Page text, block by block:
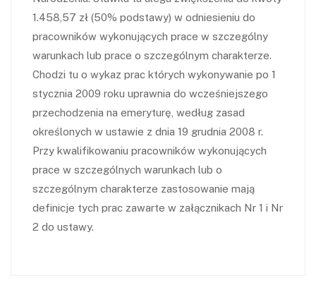
1.458,57 zł (50% podstawy) w odniesieniu do
pracowników wykonujących prace w szczególny
warunkach lub prace o szczególnym charakterze.
Chodzi tu o wykaz prac których wykonywanie po 1
stycznia 2009 roku uprawnia do wcześniejszego
przechodzenia na emeryturę, według zasad
określonych w ustawie z dnia 19 grudnia 2008 r.
Przy kwalifikowaniu pracowników wykonujących
prace w szczególnych warunkach lub o
szczególnym charakterze zastosowanie mają
definicje tych prac zawarte w załącznikach Nr 1 i Nr
2 do ustawy.